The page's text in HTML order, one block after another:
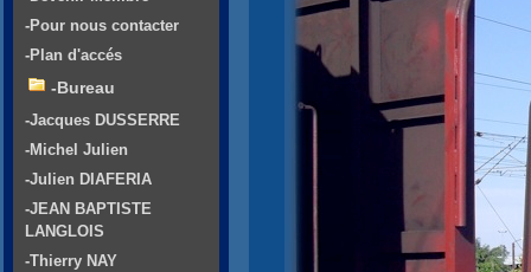
-Pour nous contacter
-Plan d'accés
-Bureau
-Jacques DUSSERRE
-Michel Julien
-Julien DIAFERIA
-JEAN BAPTISTE
LANGLOIS
-Thierry NAY